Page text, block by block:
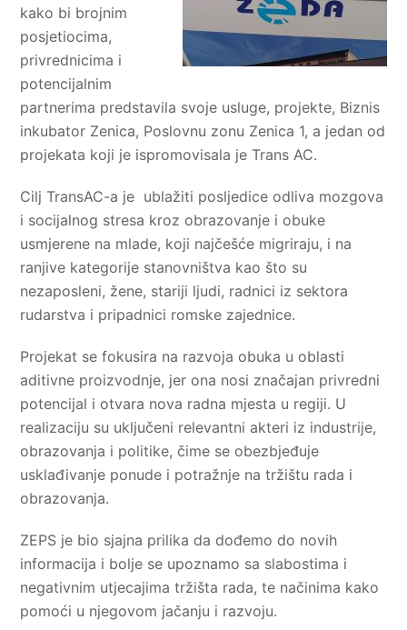
kako bi brojnim
posjetiocima,
privrednicima i
potencijalnim
partnerima predstavila svoje usluge, projekte, Biznis
inkubator Zenica, Poslovnu zonu Zenica 1, a jedan od
projekata koji je ispromovisala je Trans AC.
Cilj TransAC-a je ublažiti posljedice odliva mozgova
i socijalnog stresa kroz obrazovanje i obuke
usmjerene na mlade, koji najčešće migriraju, i na
ranjive kategorije stanovništva kao što su
nezaposleni, žene, stariji ljudi, radnici iz sektora
rudarstva i pripadnici romske zajednice.
Projekat se fokusira na razvoja obuka u oblasti
aditivne proizvodnje, jer ona nosi značajan privredni
potencijal i otvara nova radna mjesta u regiji. U
realizaciju su uključeni relevantni akteri iz industrije,
obrazovanja i politike, čime se obezbjeđuje
usklađivanje ponude i potražnje na tržištu rada i
obrazovanja.
ZEPS je bio sjajna prilika da dođemo do novih
informacija i bolje se upoznamo sa slabostima i
negativnim utjecajima tržišta rada, te načinima kako
pomoći u njegovom jačanju i razvoju.